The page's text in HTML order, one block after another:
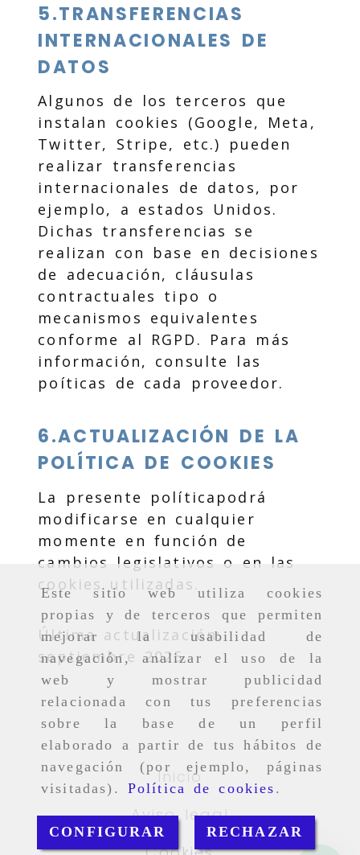
Este sitio web utiliza cookies
propias y de terceros que permiten
mejorar la usabilidad de
navegación, analizar el uso de la
web y mostrar publicidad
relacionada con tus preferencias
sobre la base de un perfil
elaborado a partir de tus hábitos de
navegación (por ejemplo, páginas
visitadas). Política de cookies .
CONFIGURAR RECHAZAR
5.TRANSFERENCIAS
INTERNACIONALES DE
DATOS
Algunos de los terceros que
instalan cookies (Google, Meta,
Twitter, Stripe, etc.) pueden
realizar transferencias
internacionales de datos, por
ejemplo, a estados Unidos.
Dichas transferencias se
realizan con base en decisiones
de adecuación, cláusulas
contractuales tipo o
mecanismos equivalentes
conforme al RGPD. Para más
información, consulte las
poíticas de cada proveedor.
6.ACTUALIZACIÓN DE LA
POLÍTICA DE COOKIES
La presente políticapodrá
modificarse en cualquier
momente en función de
cambios legislativos o en las
cookies utilizadas.
Última actualización:
septiembre 2025
Inicio
Aviso legal